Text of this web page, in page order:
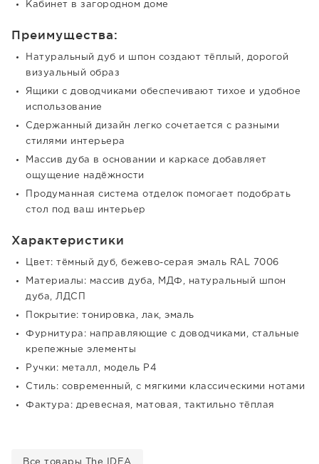
Кабинет в загородном доме
Преимущества:
Натуральный дуб и шпон создают тёплый, дорогой
визуальный образ
Ящики с доводчиками обеспечивают тихое и удобное
использование
Сдержанный дизайн легко сочетается с разными
стилями интерьера
Массив дуба в основании и каркасе добавляет
ощущение надёжности
Продуманная система отделок помогает подобрать
стол под ваш интерьер
Характеристики
Цвет: тёмный дуб, бежево-серая эмаль RAL 7006
Материалы: массив дуба, МДФ, натуральный шпон
дуба, ЛДСП
Покрытие: тонировка, лак, эмаль
Фурнитура: направляющие с доводчиками, стальные
крепежные элементы
Ручки: металл, модель Р4
Стиль: современный, с мягкими классическими нотами
Фактура: древесная, матовая, тактильно тёплая
Все товары The IDEA